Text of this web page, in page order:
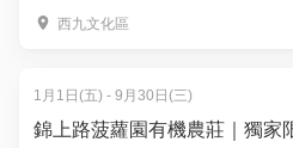
西九文化區
1月1日(五) - 9月30日(三)
錦上路菠蘿園有機農莊｜獨家